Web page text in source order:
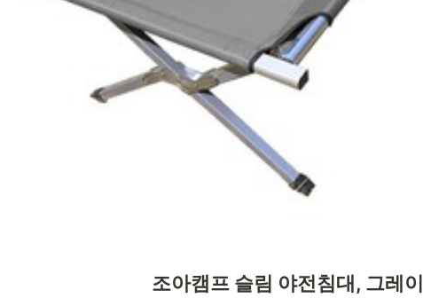
조아캠프 슬림 야전침대, 그레이